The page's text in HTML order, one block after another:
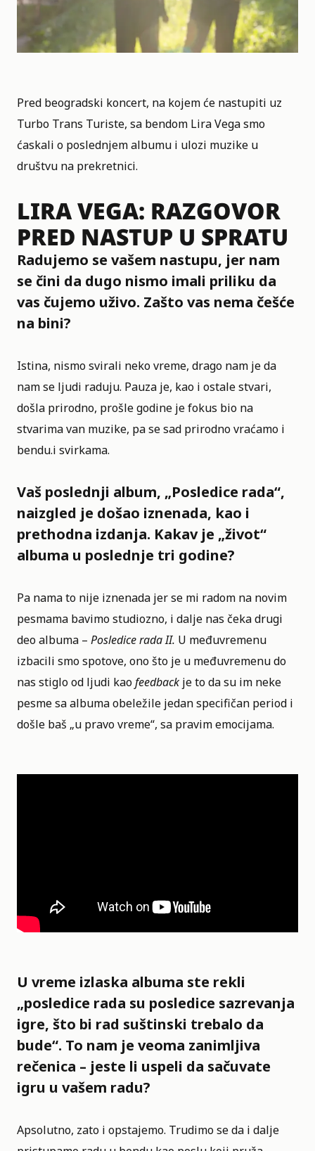
Pred beogradski koncert, na kojem će nastupiti uz
Turbo Trans Turiste, sa bendom Lira Vega smo
ćaskali o poslednjem albumu i ulozi muzike u
društvu na prekretnici.
LIRA VEGA: RAZGOVOR
PRED NASTUP U SPRATU
Radujemo se vašem nastupu, jer nam
se čini da dugo nismo imali priliku da
vas čujemo uživo. Zašto vas nema češće
na bini?
Istina, nismo svirali neko vreme, drago nam je da
nam se ljudi raduju. Pauza je, kao i ostale stvari,
došla prirodno, prošle godine je fokus bio na
stvarima van muzike, pa se sad prirodno vraćamo i
bendu.i svirkama.
Vaš poslednji album, „Posledice rada“,
naizgled je došao iznenada, kao i
prethodna izdanja. Kakav je „život“
albuma u poslednje tri godine?
Pa nama to nije iznenada jer se mi radom na novim
pesmama bavimo studiozno, i dalje nas čeka drugi
deo albuma – Posledice rada II. U međuvremenu
izbacili smo spotove, ono što je u međuvremenu do
nas stiglo od ljudi kaofeedback je to da su im neke
pesme sa albuma obeležile jedan specifičan period i
došle baš „u pravo vreme“, sa pravim emocijama.
U vreme izlaska albuma ste rekli
„posledice rada su posledice sazrevanja
igre, što bi rad suštinski trebalo da
bude“. To nam je veoma zanimljiva
rečenica – jeste li uspeli da sačuvate
igru u vašem radu?
Apsolutno, zato i opstajemo. Trudimo se da i dalje